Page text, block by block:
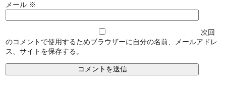
メール ※
次回
のコメントで使用するためブラウザーに自分の名前、メールアドレ
ス、サイトを保存する。